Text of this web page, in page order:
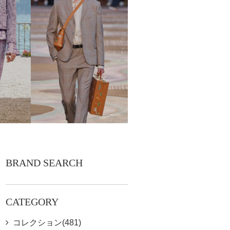
BRAND SEARCH
CATEGORY
コレクション(481)